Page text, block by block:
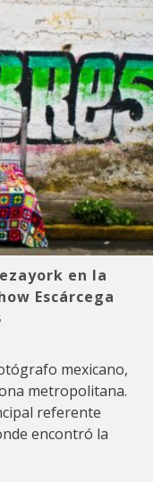
en la
Escárcega
mexicano,
metropolitana.
referente
encontró la